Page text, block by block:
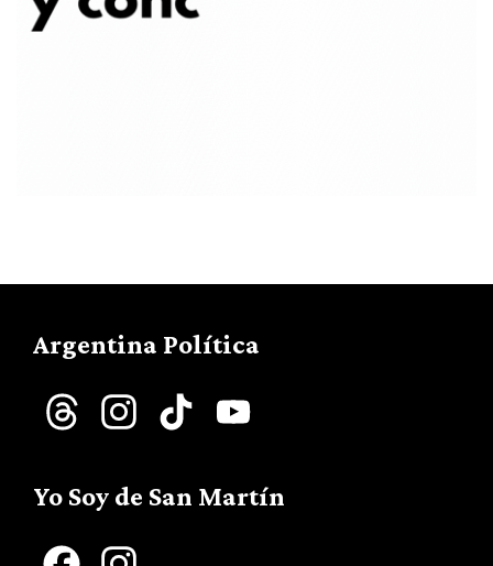
Argentina Política
Threads InstagramTikTok
Yo Soy de San Martín